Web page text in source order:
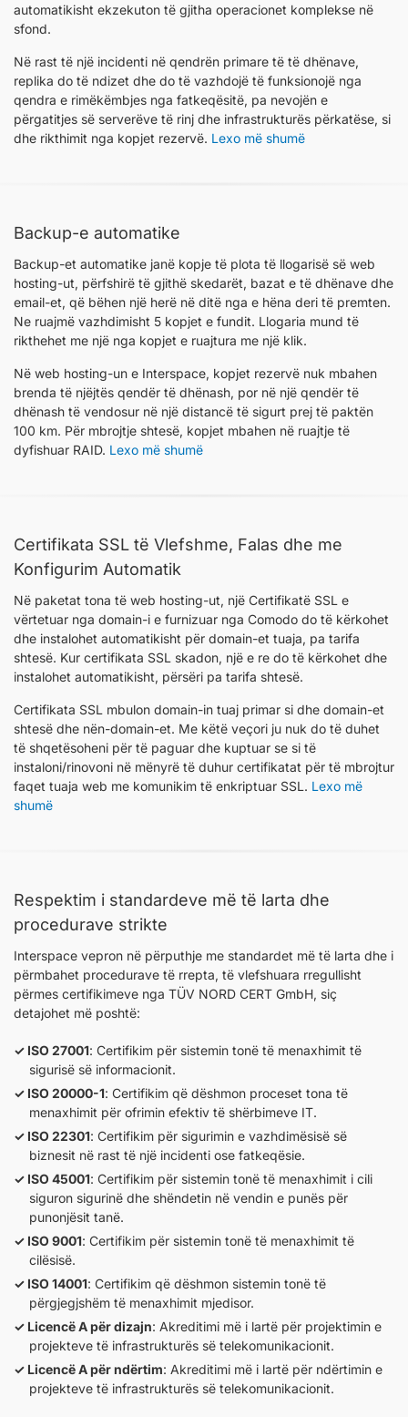
automatikisht ekzekuton të gjitha operacionet komplekse në
sfond.
Në rast të një incidenti në qendrën primare të të dhënave,
replika do të ndizet dhe do të vazhdojë të funksionojë nga
qendra e rimëkëmbjes nga fatkeqësitë, pa nevojën e
përgatitjes së serverëve të rinj dhe infrastrukturës përkatëse, si
dhe rikthimit nga kopjet rezervë. Lexo më shumë
Backup-e automatike
Backup-et automatike janë kopje të plota të llogarisë së web
hosting-ut, përfshirë të gjithë skedarët, bazat e të dhënave dhe
email-et, që bëhen një herë në ditë nga e hëna deri të premten.
Ne ruajmë vazhdimisht 5 kopjet e fundit. Llogaria mund të
rikthehet me një nga kopjet e ruajtura me një klik.
Në web hosting-un e Interspace, kopjet rezervë nuk mbahen
brenda të njëjtës qendër të dhënash, por në një qendër të
dhënash të vendosur në një distancë të sigurt prej të paktën
100 km. Për mbrojtje shtesë, kopjet mbahen në ruajtje të
dyfishuar RAID. Lexo më shumë
Certifikata SSL të Vlefshme, Falas dhe me
Konfigurim Automatik
Në paketat tona të web hosting-ut, një Certifikatë SSL e
vërtetuar nga domain-i e furnizuar nga Comodo do të kërkohet
dhe instalohet automatikisht për domain-et tuaja, pa tarifa
shtesë. Kur certifikata SSL skadon, një e re do të kërkohet dhe
instalohet automatikisht, përsëri pa tarifa shtesë.
Certifikata SSL mbulon domain-in tuaj primar si dhe domain-et
shtesë dhe nën-domain-et. Me këtë veçori ju nuk do të duhet
të shqetësoheni për të paguar dhe kuptuar se si të
instaloni/rinovoni në mënyrë të duhur certifikatat për të mbrojtur
faqet tuaja web me komunikim të enkriptuar SSL. Lexo më
shumë
Respektim i standardeve më të larta dhe
procedurave strikte
Interspace vepron në përputhje me standardet më të larta dhe i
përmbahet procedurave të rrepta, të vlefshuara rregullisht
përmes certifikimeve nga TÜV NORD CERT GmbH, siç
detajohet më poshtë:
ISO 27001: Certifikim për sistemin tonë të menaxhimit të
sigurisë së informacionit.
ISO 20000-1: Certifikim që dëshmon proceset tona të
menaxhimit për ofrimin efektiv të shërbimeve IT.
ISO 22301: Certifikim për sigurimin e vazhdimësisë së
biznesit në rast të një incidenti ose fatkeqësie.
ISO 45001: Certifikim për sistemin tonë të menaxhimit i cili
siguron sigurinë dhe shëndetin në vendin e punës për
punonjësit tanë.
ISO 9001: Certifikim për sistemin tonë të menaxhimit të
cilësisë.
ISO 14001: Certifikim që dëshmon sistemin tonë të
përgjegjshëm të menaxhimit mjedisor.
Licencë A për dizajn: Akreditimi më i lartë për projektimin e
projekteve të infrastrukturës së telekomunikacionit.
Licencë A për ndërtim: Akreditimi më i lartë për ndërtimin e
projekteve të infrastrukturës së telekomunikacionit.